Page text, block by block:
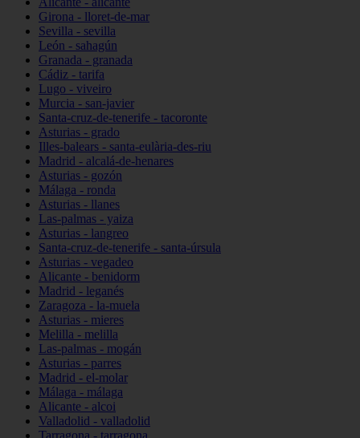
Girona - lloret-de-mar
Sevilla - sevilla
León - sahagún
Granada - granada
Cádiz - tarifa
Lugo - viveiro
Murcia - san-javier
Santa-cruz-de-tenerife - tacoronte
Asturias - grado
Illes-balears - santa-eulària-des-riu
Madrid - alcalá-de-henares
Asturias - gozón
Málaga - ronda
Asturias - llanes
Las-palmas - yaiza
Asturias - langreo
Santa-cruz-de-tenerife - santa-úrsula
Asturias - vegadeo
Alicante - benidorm
Madrid - leganés
Zaragoza - la-muela
Asturias - mieres
Melilla - melilla
Las-palmas - mogán
Asturias - parres
Madrid - el-molar
Málaga - málaga
Alicante - alcoi
Valladolid - valladolid
Tarragona - tarragona